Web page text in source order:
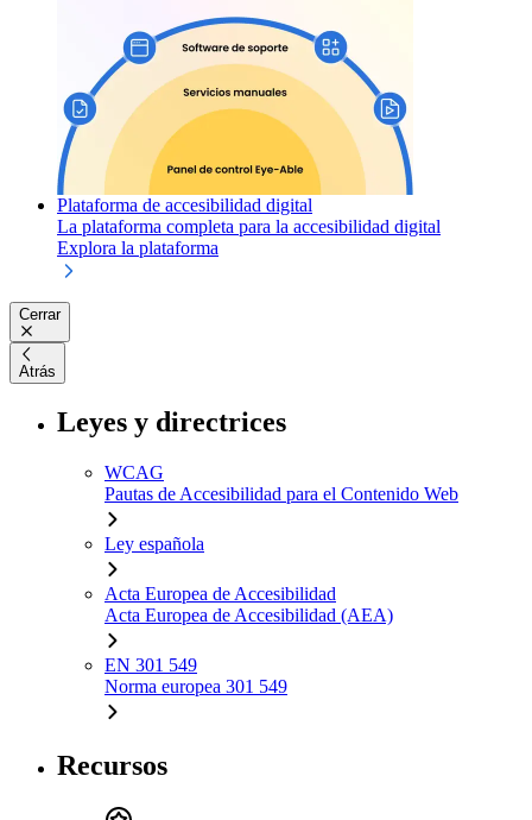
Plataforma de accesibilidad digital
La plataforma completa para la accesibilidad digital
Explora la plataforma
Cerrar
Atrás
Leyes y directrices
WCAG
Pautas de Accesibilidad para el Contenido Web
Ley española
Acta Europea de Accesibilidad
Acta Europea de Accesibilidad (AEA)
EN 301 549
Norma europea 301 549
Recursos